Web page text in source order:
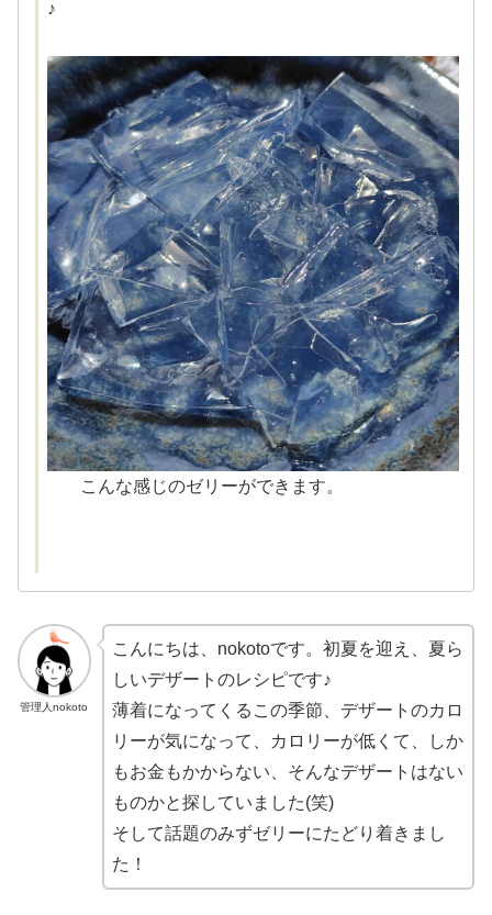
♪
こんな感じのゼリーができます。
管理人nokoto
こんにちは、nokotoです。初夏を迎え、夏ら
しいデザートのレシピです♪
薄着になってくるこの季節、デザートのカロ
リーが気になって、カロリーが低くて、しか
もお金もかからない、そんなデザートはない
ものかと探していました(笑)
そして話題のみずゼリーにたどり着きまし
た！